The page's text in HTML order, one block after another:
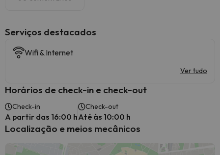
Serviços destacados
Wifi & Internet
Ver tudo
Horários de check-in e check-out
Check-in
A partir das 16:00 h
Check-out
Até às 10:00 h
Localização e meios mecânicos